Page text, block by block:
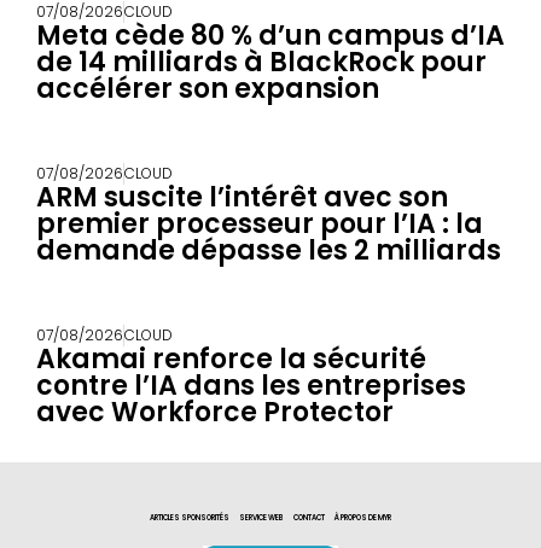
07/08/2026CLOUD
Meta cède 80 % d’un campus d’IA
de 14 milliards à BlackRock pour
accélérer son expansion
07/08/2026CLOUD
ARM suscite l’intérêt avec son
premier processeur pour l’IA : la
demande dépasse les 2 milliards
07/08/2026CLOUD
Akamai renforce la sécurité
contre l’IA dans les entreprises
avec Workforce Protector
ARTICLES SPONSORITÉS SERVICE WEB CONTACT À PROPOS DE MYR